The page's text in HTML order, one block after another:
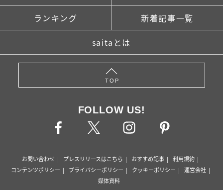
ランキング 新着記事一覧
saitaとは
TOP
FOLLOW US!
お問い合わせ プレスリリースはこちら おすすめ記事
利用規約
コンテンツポリシー
プライバシーポリシー クッキーポリシー
運営会社
媒体資料